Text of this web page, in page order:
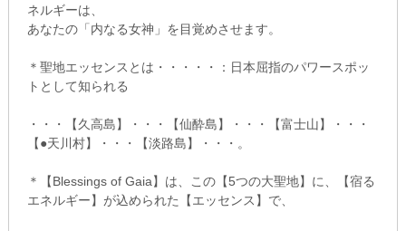
ネルギーは、
あなたの「内なる女神」を目覚めさせます。
＊聖地エッセンスとは・・・・・：日本屈指のパワースポッ
トとして知られる
・・・【久高島】・・・【仙酔島】・・・【富士山】・・・
【●天川村】・・・【淡路島】・・・。
＊【Blessings of Gaia】は、この【5つの大聖地】に、【宿る
エネルギー】が込められた【エッセンス】で、